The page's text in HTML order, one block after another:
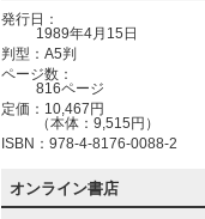
発行日：
1989年4月15日
判型：A5判
ページ数：
816ページ
定価：10,467円
（本体：9,515円）
ISBN：978-4-8176-0088-2
オンライン書店